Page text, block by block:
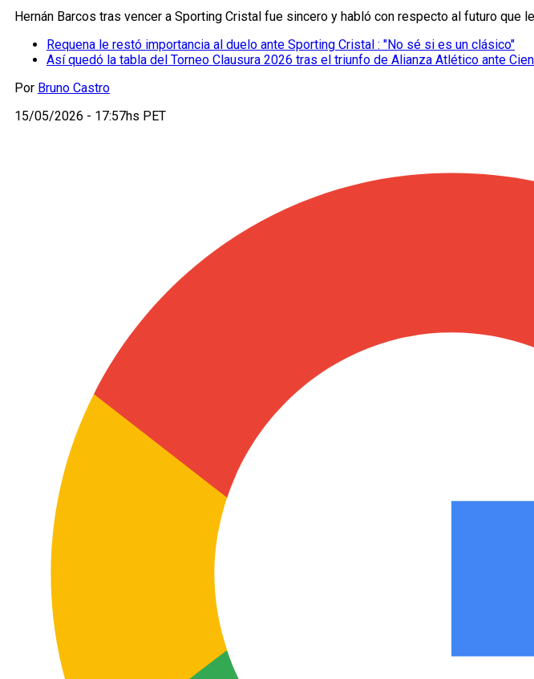
Hernán Barcos tras vencer a Sporting Cristal fue sincero y habló con respecto al futuro que
Requena le restó importancia al duelo ante Sporting Cristal : "No sé si es un clásico"
Así quedó la tabla del Torneo Clausura 2026 tras el triunfo de Alianza Atlético ante
Por Bruno Castro
15/05/2026 - 17:57hs PET